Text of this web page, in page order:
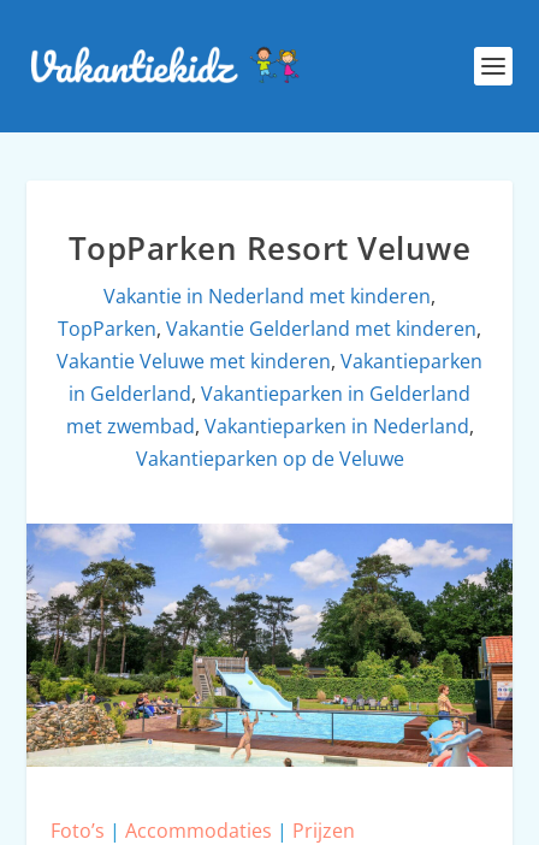
TopParken Resort Veluwe
Vakantie in Nederland met kinderen,
TopParken, Vakantie Gelderland met kinderen,
Vakantie Veluwe met kinderen, Vakantieparken
in Gelderland, Vakantieparken in Gelderland
met zwembad, Vakantieparken in Nederland,
Vakantieparken op de Veluwe
Foto’s |Accommodaties | Prijzen